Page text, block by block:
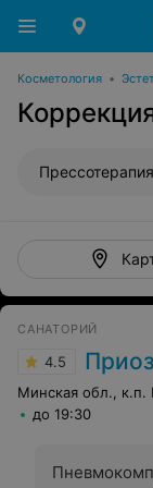
Косметология •
Прессотерапия
САНАТОРИЙ
4.5
Минская обл., к.п.
до 19:30